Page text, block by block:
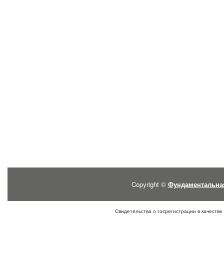
Copyright ©
Свидетельства о госрегистрации в